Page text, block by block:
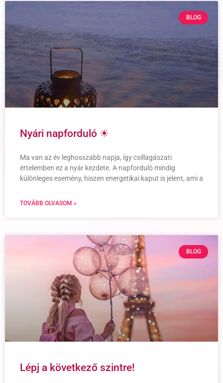
BLOG
Nyári napforduló ☀
Ma van az év leghosszabb napja, így csillagászati
értelemben ez a nyár kezdete. A napforduló mindig
különleges esemény, hiszen energetikai kaput is jelent, ami a
TOVÁBB OLVASOM »
BLOG
Lépj a következő szintre!